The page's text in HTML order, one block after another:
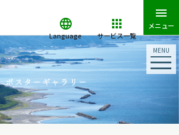
MENU
Language サービス一覧
メニュー